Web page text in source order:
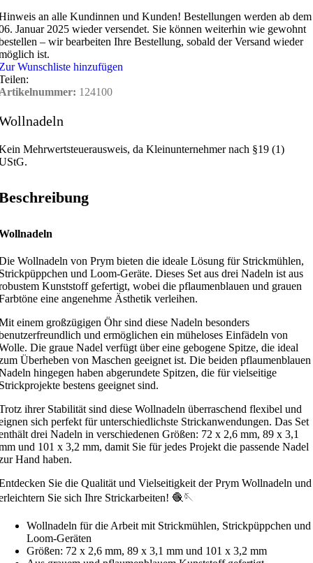
an alle Kundinnen und Kunden! Bestellungen werden ab dem
Januar 2025 wieder versendet. Sie können weiterhin wie gewohnt
– wir bearbeiten Ihre Bestellung, sobald der Versand wieder
ist.
Wunschliste hinzufügen
124100
Mehrwertsteuerausweis, da Kleinunternehmer nach §19 (1)
Wollnadeln von Prym bieten die ideale Lösung für Strickmühlen,
und Loom-Geräte. Dieses Set aus drei Nadeln ist aus
Kunststoff gefertigt, wobei die pflaumenblauen und grauen
eine angenehme Ästhetik verleihen.
einem großzügigen Öhr sind diese Nadeln besonders
und ermöglichen ein müheloses Einfädeln von
Die graue Nadel verfügt über eine gebogene Spitze, die ideal
Überheben von Maschen geeignet ist. Die beiden pflaumenblauen
hingegen haben abgerundete Spitzen, die für vielseitige
bestens geeignet sind.
ihrer Stabilität sind diese Wollnadeln überraschend flexibel und
sich perfekt für unterschiedlichste Strickanwendungen. Das Set
drei Nadeln in verschiedenen Größen: 72 x 2,6 mm, 89 x 3,1
und 101 x 3,2 mm, damit Sie für jedes Projekt die passende Nadel
Hand haben.
Sie die Qualität und Vielseitigkeit der Prym Wollnadeln und
Sie sich Ihre Strickarbeiten! 🧶🪡
Wollnadeln für die Arbeit mit Strickmühlen, Strickpüppchen und
Loom-Geräten
Größen: 72 x 2,6 mm, 89 x 3,1 mm und 101 x 3,2 mm